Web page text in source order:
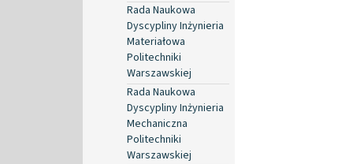
Rada Naukowa
Dyscypliny Inżynieria
Materiałowa
Politechniki
Warszawskiej
Rada Naukowa
Dyscypliny Inżynieria
Mechaniczna
Politechniki
Warszawskiej